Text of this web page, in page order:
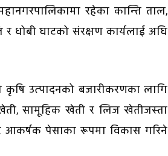
रहेका कान्ति ताल,
र धोबी घाटको संरक्षण कार्यलाई अघि
उत्पादनको बजारीकरणका लागि
सामूहिक खेती र लिज खेतीजस्ता
र आकर्षक पेसाका रूपमा विकास गरिने